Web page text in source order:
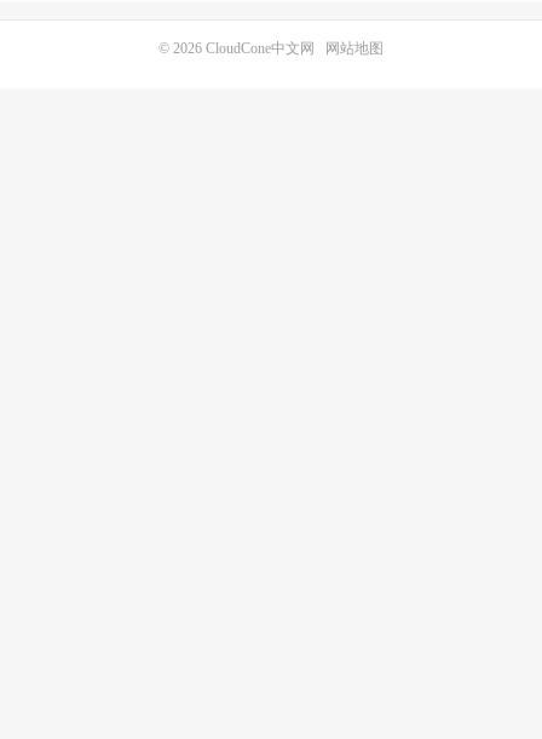
© 2026 CloudCone中文网 网站地图